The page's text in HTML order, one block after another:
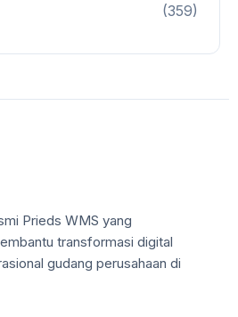
(359)
Prieds WMS yang
transformasi digital
gudang perusahaan di